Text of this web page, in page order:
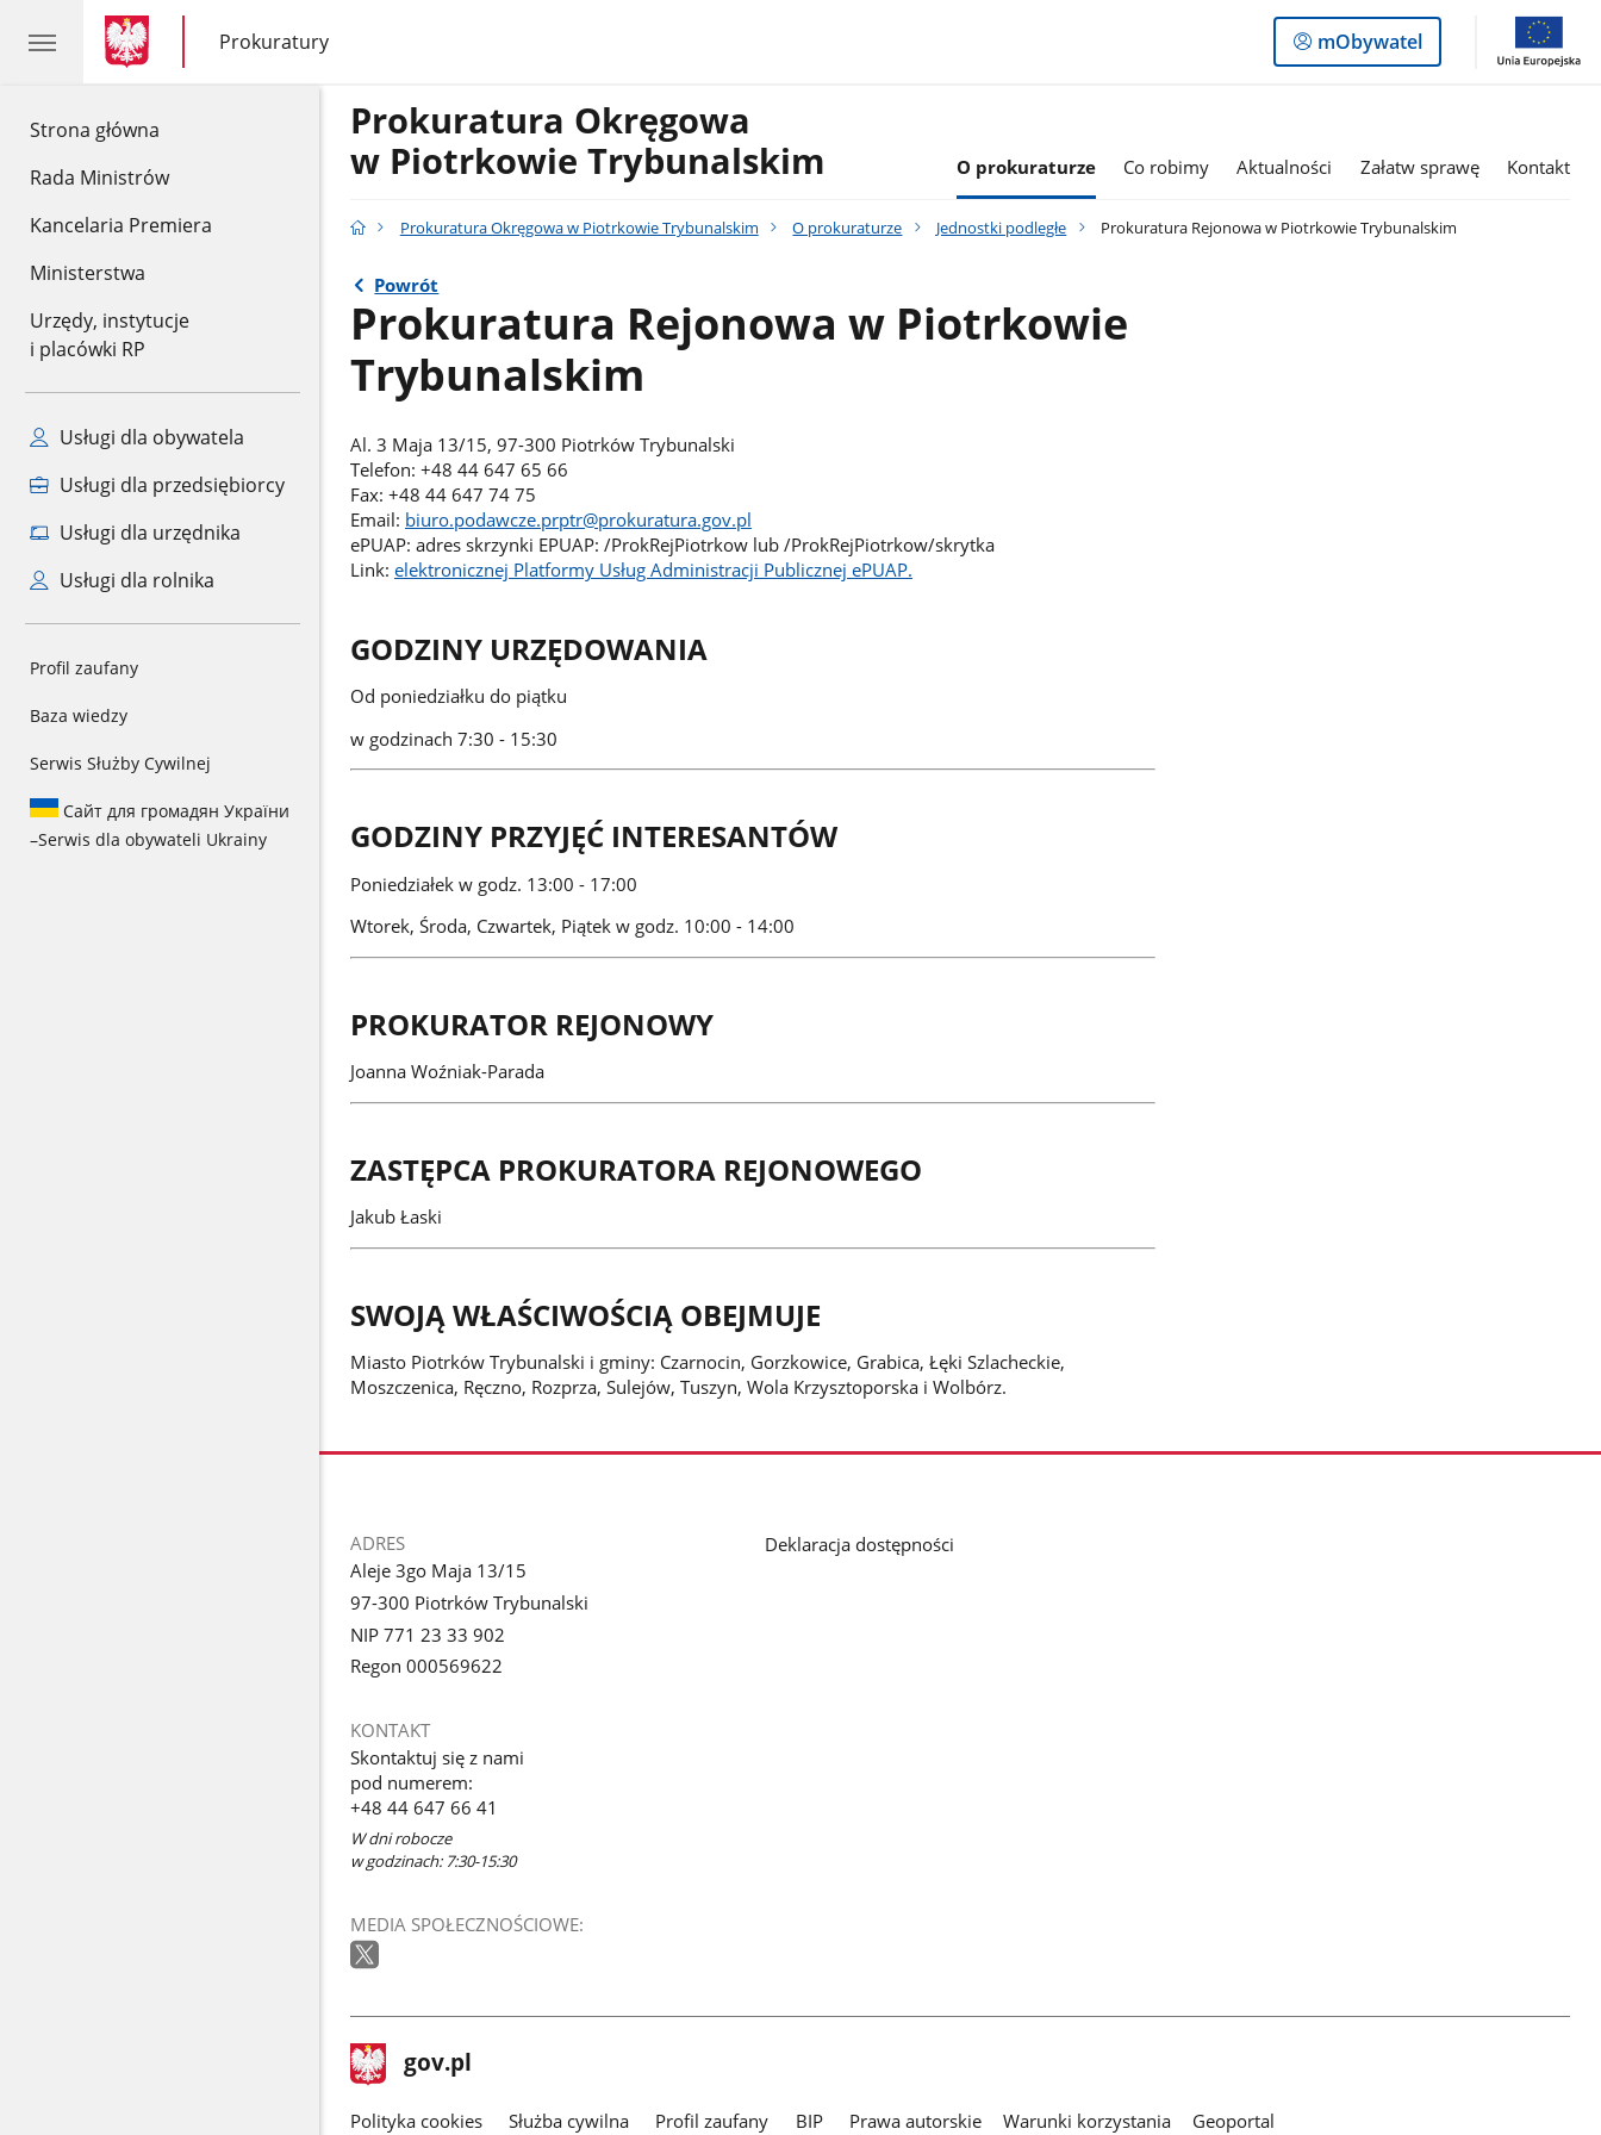
Strona główna
Rada Ministrów
Kancelaria Premiera
Ministerstwa
Urzędy, instytucje
i placówki RP
Usługi dla obywatela
Usługi dla przedsiębiorcy
Usługi dla urzędnika
Usługi dla rolnika
Profil zaufany
Baza wiedzy
Serwis Służby Cywilnej
Сайт для громадян України
–Serwis dla obywateli Ukrainy
gov.pl
gov.pl
Prokuratury
gov.pl
Prokuratury
Logowanie
do
mObywatel
Prokuratura Okręgowa
w Piotrkowie Trybunalskim
O prokuraturze Co robimy Aktualności Załatw sprawę Kontakt
Prokuratura Okręgowa w Piotrkowie Trybunalskim O prokuraturze Jednostki podległe Prokuratura Rejonowa w Piotrkowie Trybunalskim
Powrót
Prokuratura Rejonowa w Piotrkowie
Trybunalskim
Al. 3 Maja 13/15, 97-300 Piotrków Trybunalski
Telefon: +48 44 647 65 66
Fax: +48 44 647 74 75
Email: biuro.podawcze.prptr@prokuratura.gov.pl
ePUAP: adres skrzynki EPUAP: /ProkRejPiotrkow lub /ProkRejPiotrkow/skrytka
Link: elektronicznej Platformy Usług Administracji Publicznej ePUAP.
GODZINY URZĘDOWANIA
Od poniedziałku do piątku
w godzinach 7:30 - 15:30
GODZINY PRZYJĘĆ INTERESANTÓW
Poniedziałek w godz. 13:00 - 17:00
Wtorek, Środa, Czwartek, Piątek w godz. 10:00 - 14:00
PROKURATOR REJONOWY
Joanna Woźniak-Parada
ZASTĘPCA PROKURATORA REJONOWEGO
Jakub Łaski
SWOJĄ WŁAŚCIWOŚCIĄ OBEJMUJE
Miasto Piotrków Trybunalski i gminy: Czarnocin, Gorzkowice, Grabica, Łęki Szlacheckie,
Moszczenica, Ręczno, Rozprza, Sulejów, Tuszyn, Wola Krzysztoporska i Wolbórz.
stopka
ADRES
Aleje 3go Maja 13/15
97-300 Piotrków Trybunalski
NIP 771 23 33 902
Regon 000569622
KONTAKT
Skontaktuj się z nami
pod numerem:
+48 44 647 66 41
W dni robocze
w godzinach: 7:30-15:30
MEDIA SPOŁECZNOŚCIOWE:
Deklaracja dostępności
stopka
gov.pl Strona
gov.pl
gov.pl
Polityka cookies Służba cywilna Profil zaufany BIP Prawa autorskie Warunki korzystania Geoportal